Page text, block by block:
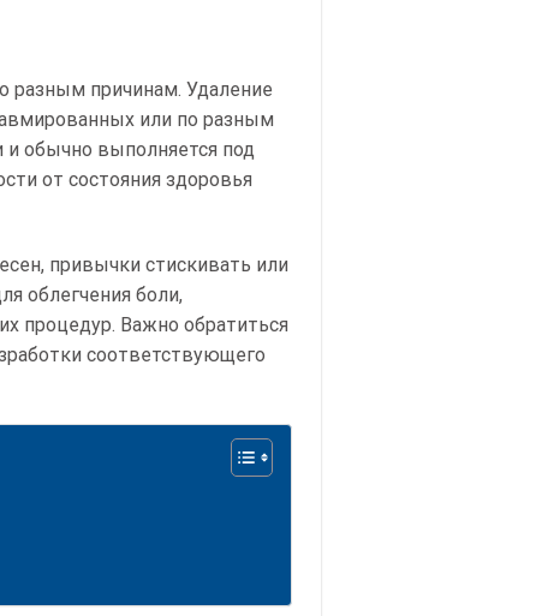
разным причинам. Удаление
или по разным
обычно выполняется под
от состояния здоровья
привычки стискивать или
облегчения боли,
процедур. Важно обратиться
соответствующего